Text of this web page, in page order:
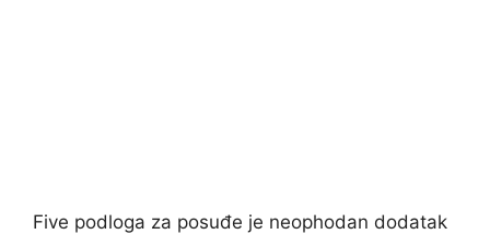
Five podloga za posuđe je neophodan dodatak